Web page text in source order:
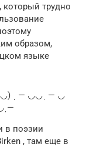
который трудно
образом,
языке
ˌ — ◡◡ˌ — ◡
в поэзии
, там еще в